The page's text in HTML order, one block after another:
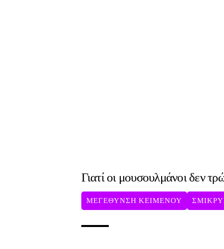
Γιατί οι μουσουλμάνοι δεν
ΜΕΓΕΘΥΝΣΗ ΚΕΙΜΕΝΟΥ